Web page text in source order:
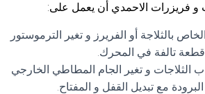
و فريزرات الاحمدي أن يعمل على:
بالثلاجة أو الفريرز و تغير الترموستور
تالفة في المحرك.
الثلاجات و تغير الجام المطاطي الخارجي
مع تبديل القفل و المفتاح.